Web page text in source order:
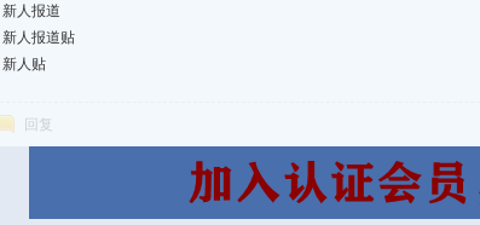
新人报道
新人报道贴
新人贴
回复